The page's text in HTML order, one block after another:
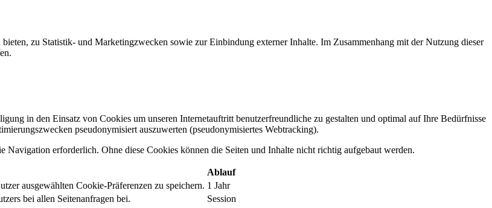
zu Statistik- und Marketingzwecken sowie zur Einbindung externer Inhalte. Im Zusammenhang mit der Nutzung dieser
in den Einsatz von Cookies um unseren Internetauftritt benutzerfreundliche zu gestalten und optimal auf Ihre Bedürfnisse
pseudonymisiert auszuwerten (pseudonymisiertes Webtracking).
erforderlich. Ohne diese Cookies können die Seiten und Inhalte nicht richtig aufgebaut werden.
Ablauf
ausgewählten Cookie-Präferenzen zu speichern. 1 Jahr
bei allen Seitenanfragen bei. Session